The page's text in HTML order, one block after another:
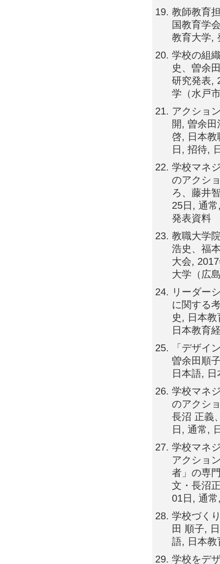
教師教育
国教育学
教育大学,
学校の組
史、曽余
研究発表,
学（水戸
アクショ
開, 曽余
啓, 日本教
日, 招待,
学校マネ
のアクシ
ろ、藤井
25日, 通
発表資料
教職大学
浩史、福
大会,
大学（広
リーダー
に関する
史, 日本
日本教育
「デザイ
曽余田順
日本語,
学校マネ
のアクシ
長沼 正義
日, 通常,
学校マネ
アクショ
者」の専
文・長沼
01日, 通
学校づく
田 順子,
語, 日本教
学校をデ